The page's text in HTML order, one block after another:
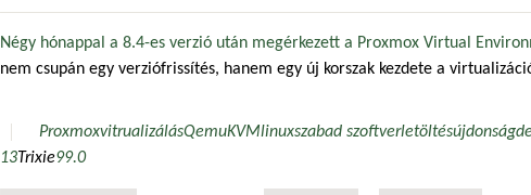
Négy hónappal a 8.4-es verzió után megérkezett a Proxmox Virtual
nem csupán egy verziófrissítés, hanem egy új korszak kezdete a
ProxmoxvitrualizálásQemuKVMlinuxszabad szoftverletöltésújdonság
13Trixie99.0